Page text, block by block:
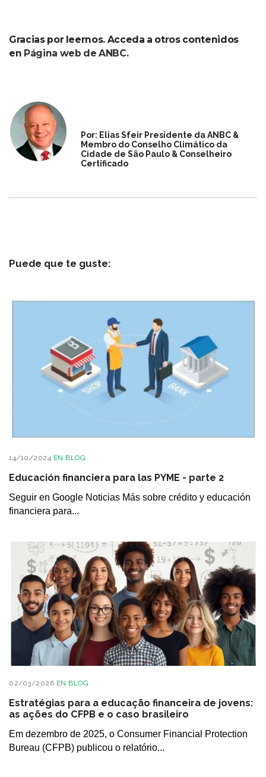
Gracias por leernos. Acceda a otros contenidos
en Página web de ANBC.
Por: Elias Sfeir Presidente da ANBC &
Membro do Conselho Climático da
Cidade de São Paulo & Conselheiro
Certificado
Puede que te guste:
14/10/2024 EN BLOG
Educación financiera para las PYME - parte 2
Seguir en Google Noticias Más sobre crédito y educación
financiera para...
02/03/2026 EN BLOG
Estratégias para a educação financeira de jovens:
as ações do CFPB e o caso brasileiro
Em dezembro de 2025, o Consumer Financial Protection
Bureau (CFPB) publicou o relatório...